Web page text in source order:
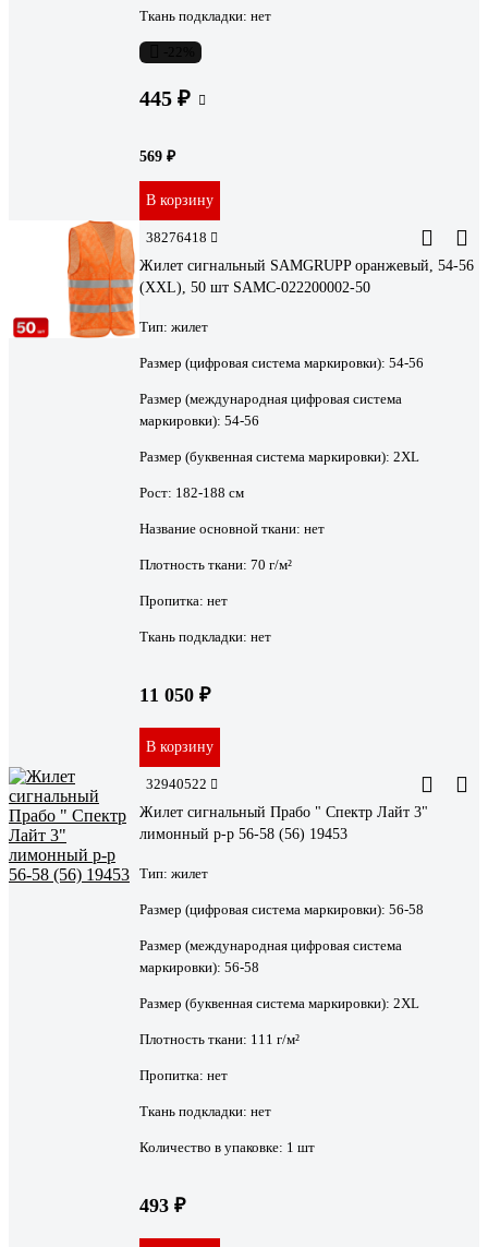
Ткань подкладки: нет
445 ₽
569 ₽
В корзину
38276418
Жилет сигнальный SAMGRUPP оранжевый, 54-56
(XXL), 50 шт SAMC-022200002-50
Тип: жилет
Размер (цифровая система маркировки): 54-56
Размер (международная цифровая система
маркировки): 54-56
Размер (буквенная система маркировки): 2XL
Рост: 182-188 см
Название основной ткани: нет
Плотность ткани: 70 г/м²
Пропитка: нет
Ткань подкладки: нет
11 050 ₽
В корзину
32940522
Жилет сигнальный Прабо " Спектр Лайт 3"
лимонный р-р 56-58 (56) 19453
Тип: жилет
Размер (цифровая система маркировки): 56-58
Размер (международная цифровая система
маркировки): 56-58
Размер (буквенная система маркировки): 2XL
Плотность ткани: 111 г/м²
Пропитка: нет
Ткань подкладки: нет
Количество в упаковке: 1 шт
493 ₽